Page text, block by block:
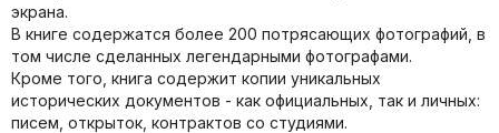
экрана.
В книге содержатся более 200 потрясающих фотографий, в
том числе сделанных легендарными фотографами.
Кроме того, книга содержит копии уникальных
исторических документов - как официальных, так и личных:
писем, открыток, контрактов со студиями.